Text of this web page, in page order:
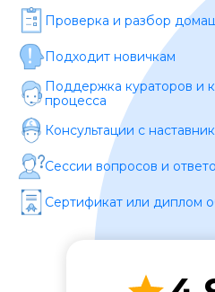
Проверка и разбор
Подходит новичкам
Поддержка кураторов и
процесса
Консультации с
Сессии вопросов и
Сертификат или диплом